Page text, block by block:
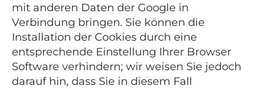
mit anderen Daten der Google in
Verbindung bringen. Sie können die
Installation der Cookies durch eine
entsprechende Einstellung Ihrer Browser
Software verhindern; wir weisen Sie jedoch
darauf hin, dass Sie in diesem Fall